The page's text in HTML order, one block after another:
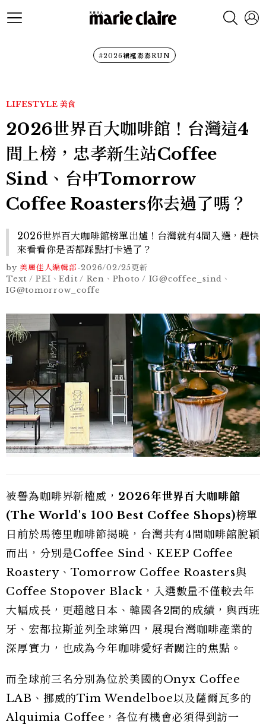
#2026裙襬澎澎RUN
LIFESTYLE 美食
2026世界百大咖啡館！台灣這4
間上榜，忠孝新生站Coffee
Sind、台中Tomorrow
Coffee Roasters你去過了嗎？
2026世界百大咖啡館榜單出爐！台灣就有4間入選，趕快
來看看你是否都踩點打卡過了？
by 美麗佳人編輯部-2026/02/25更新
Text / PEI、Edit / Ren、Photo / IG@coffee_sind、
IG@tomorrow_coffe
被譽為咖啡界新權威， 2026年世界百大咖啡館
(The World's 100 Best Coffee Shops)榜單
日前於馬德里咖啡節揭曉，台灣共有4間咖啡館脫穎
而出，分別是Coffee Sind、KEEP Coffee
Roastery、Tomorrow Coffee Roasters與
Coffee Stopover Black，入選數量不僅較去年
大幅成長，更超越日本、韓國各2間的成績，與西班
牙、宏都拉斯並列全球第四，展現台灣咖啡產業的
深厚實力，也成為今年咖啡愛好者關注的焦點。
而全球前三名分別為位於美國的Onyx Coffee
LAB、挪威的Tim Wendelboe以及薩爾瓦多的
Alquimia Coffee，各位有機會必須得到訪一